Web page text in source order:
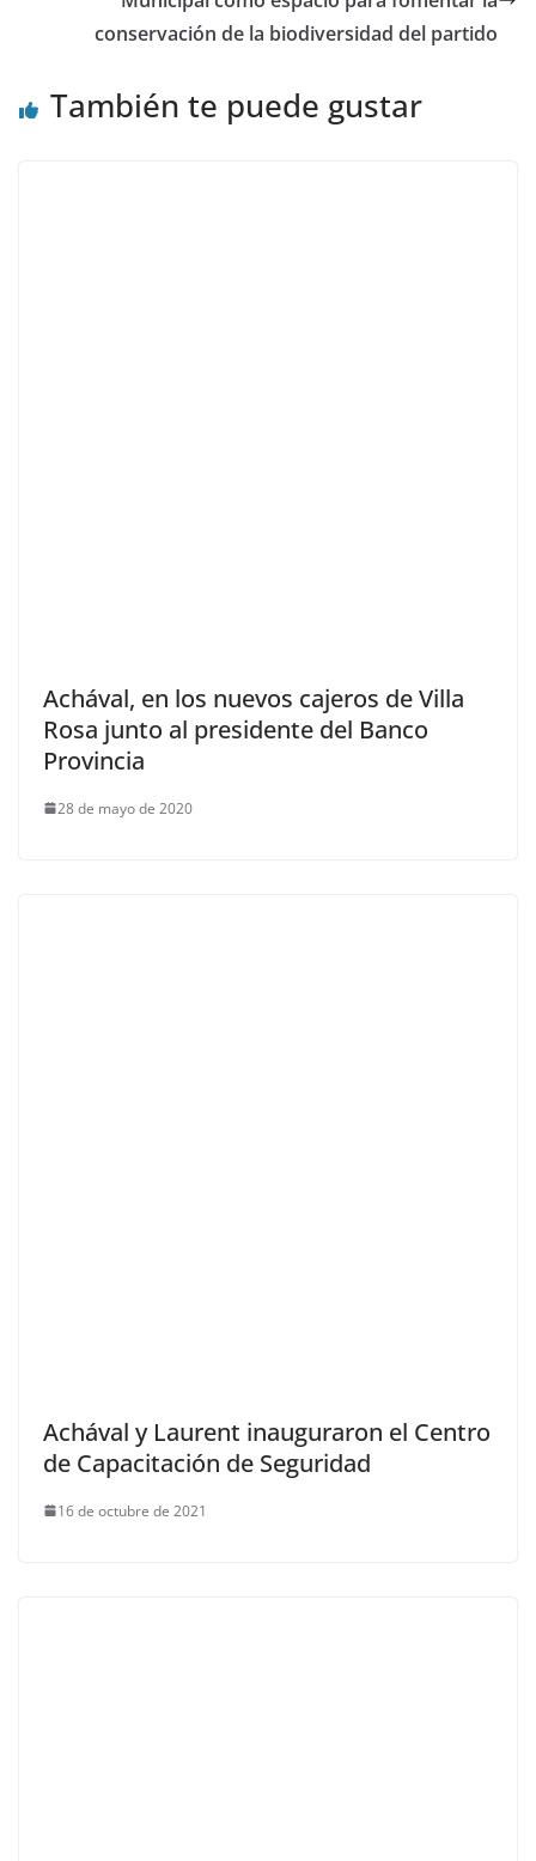
conservación de la biodiversidad del partido
También te puede gustar
Achával, en los nuevos cajeros de Villa
Rosa junto al presidente del Banco
Provincia
28 de mayo de 2020
Achával y Laurent inauguraron el Centro
de Capacitación de Seguridad
16 de octubre de 2021